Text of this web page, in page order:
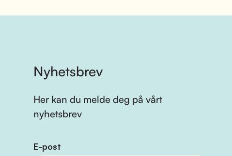
Nyhetsbrev
Her kan du melde deg på vårt
nyhetsbrev
E-post